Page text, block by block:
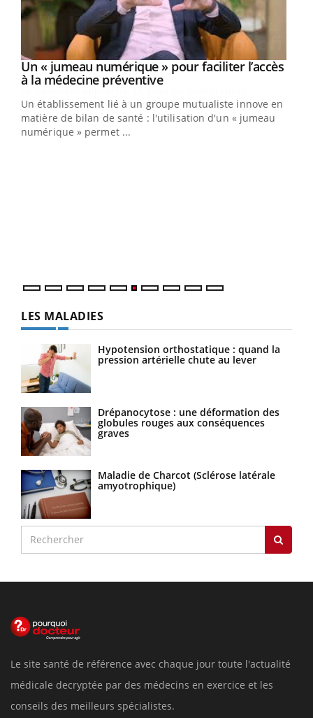
Youtube
Un « jumeau numérique » pour faciliter l’accès
à la médecine préventiveYoutube
Un établissement lié à un groupe mutualiste innove en
matière de bilan de santé : l'utilisation d'un « jumeau
numérique » permet ...
LES MALADIES
Hypotension orthostatique : quand la
pression artérielle chute au lever
Drépanocytose : une déformation des
globules rouges aux conséquences
graves
Maladie de Charcot (Sclérose latérale
amyotrophique)
Le site santé de référence avec chaque jour toute l'actualité
médicale decryptée par des médecins en exercice et les
conseils des meilleurs spécialistes.